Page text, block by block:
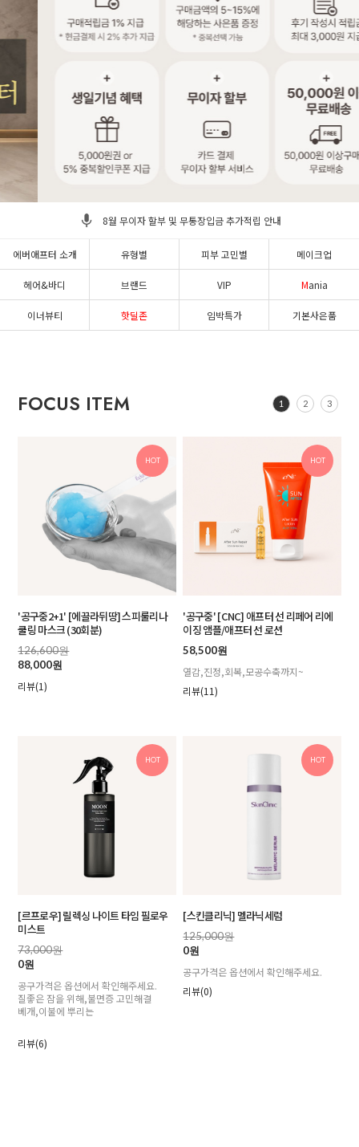
8월 무이자 할부 및 무통장입금 추가적립 안내
사은품 선택하는 방법
멤버십 혜택 안내
에버애프터 소개 유형별 피부 고민별 메이크업
헤어&바디 브랜드 VIP Mania
이너뷰티 핫딜존 임박특가 기본사은품
FOCUS ITEM 1 2 3
HOT
'공구중2+1' [에끌라뒤땅] 스피룰리나
쿨링 마스크 (30회분)
126,600원
88,000원
리뷰(1)
HOT
'공구중' [CNC] 애프터 선 리페어 리에
이징 앰플/애프터 선 로션
58,500원
열감,진정,회복,모공수축까지~
리뷰(11)
HOT
[르프로우] 릴렉싱 나이트 타임 필로우
미스트
73,000원
0원
공구가격은 옵션에서 확인해주세요.
질좋은 잠을 위해,불면증 고민해결
베개,이불에 뿌리는
리뷰(6)
HOT
[스킨클리닉] 멜라닉세럼
125,000원
0원
공구가격은 옵션에서 확인해주세요.
리뷰(0)